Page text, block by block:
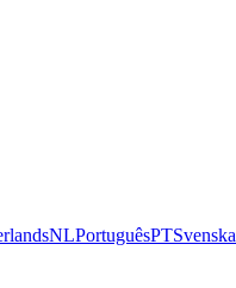
NLPortuguêsPTSvenska